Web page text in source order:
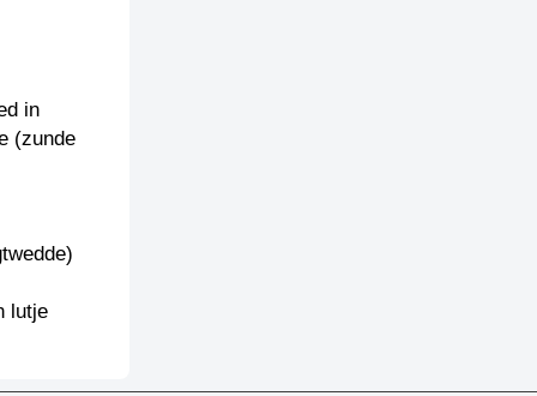
in
(zunde
lutje